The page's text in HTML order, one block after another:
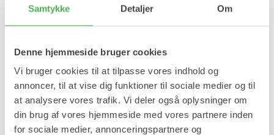
Samtykke Detaljer Om
Denne hjemmeside bruger cookies
Vi bruger cookies til at tilpasse vores indhold og
annoncer, til at vise dig funktioner til sociale medier og til
at analysere vores trafik. Vi deler også oplysninger om
din brug af vores hjemmeside med vores partnere inden
for sociale medier, annonceringspartnere og
169,95 kr
Læg i kurv
På lager
Forventet leveringstid: 1-2 hverdage
Produktinformation